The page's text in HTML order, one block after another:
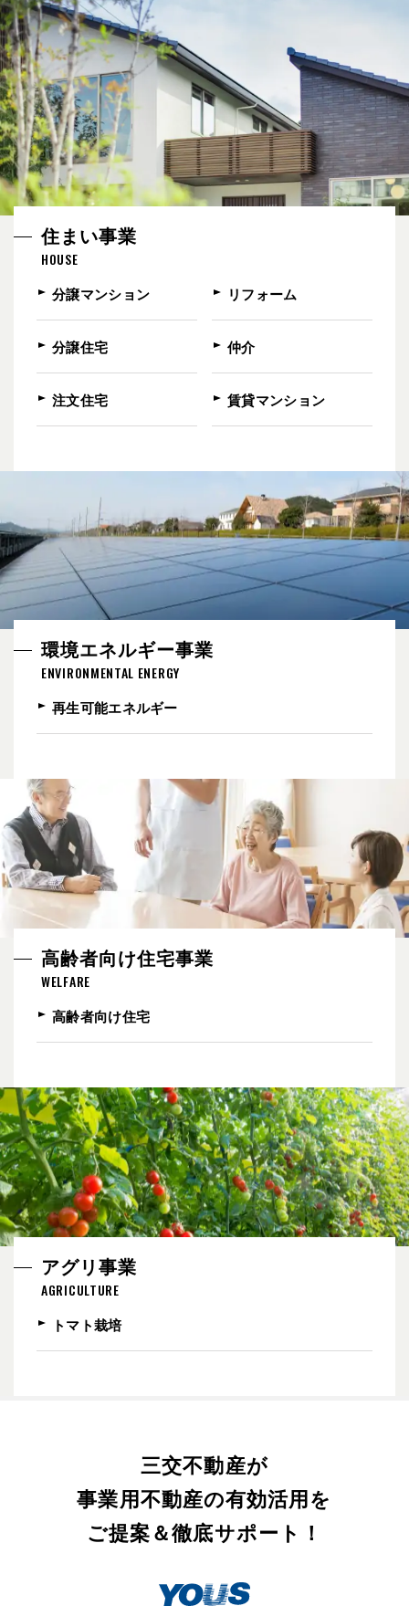
住まい事業
HOUSE
分譲マンション リフォーム
分譲住宅 仲介
注文住宅 賃貸マンション
環境エネルギー事業
ENVIRONMENTAL ENERGY
再生可能エネルギー
高齢者向け住宅事業
WELFARE
高齢者向け住宅
アグリ事業
AGRICULTURE
トマト栽培
三交不動産が
事業用不動産の有効活用を
ご提案＆徹底サポート！